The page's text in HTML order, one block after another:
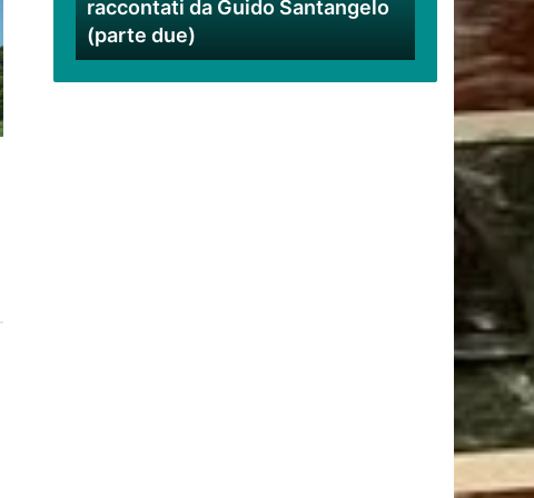
Santangelo
(parte
due)
raccontati da Guido Santangelo
(parte due)